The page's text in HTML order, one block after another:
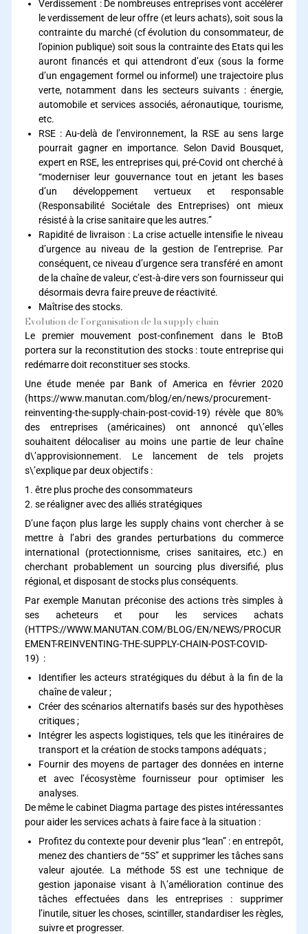
Verdissement : De nombreuses entreprises vont accélérer
le verdissement de leur offre (et leurs achats), soit sous la
contrainte du marché (cf évolution du consommateur, de
l’opinion publique) soit sous la contrainte des Etats qui les
auront financés et qui attendront d’eux (sous la forme
d’un engagement formel ou informel) une trajectoire plus
verte, notamment dans les secteurs suivants : énergie,
automobile et services associés, aéronautique, tourisme,
etc.
RSE : Au-delà de l’environnement, la RSE au sens large
pourrait gagner en importance. Selon David Bousquet,
expert en RSE, les entreprises qui, pré-Covid ont cherché à
“moderniser leur gouvernance tout en jetant les bases
d’un développement vertueux et responsable
(Responsabilité Sociétale des Entreprises) ont mieux
résisté à la crise sanitaire que les autres.”
Rapidité de livraison : La crise actuelle intensifie le niveau
d’urgence au niveau de la gestion de l’entreprise. Par
conséquent, ce niveau d’urgence sera transféré en amont
de la chaîne de valeur, c’est-à-dire vers son fournisseur qui
désormais devra faire preuve de réactivité.
Maîtrise des stocks.
Evolution de l’organisation de la supply chain
Le premier mouvement post-confinement dans le BtoB
portera sur la reconstitution des stocks : toute entreprise qui
redémarre doit reconstituer ses stocks.
Une étude menée par Bank of America en février 2020
(https://www.manutan.com/blog/en/news/procurement-
reinventing-the-supply-chain-post-covid-19) révèle que 80%
des entreprises (américaines) ont annoncé qu\’elles
souhaitent délocaliser au moins une partie de leur chaîne
d\’approvisionnement. Le lancement de tels projets
s\’explique par deux objectifs :
1. être plus proche des consommateurs
2. se réaligner avec des alliés stratégiques
D’une façon plus large les supply chains vont chercher à se
mettre à l’abri des grandes perturbations du commerce
international (protectionnisme, crises sanitaires, etc.) en
cherchant probablement un sourcing plus diversifié, plus
régional, et disposant de stocks plus conséquents.
Par exemple Manutan préconise des actions très simples à
ses acheteurs et pour les services achats
(HTTPS://WWW.MANUTAN.COM/BLOG/EN/NEWS/PROCUR
EMENT-REINVENTING-THE-SUPPLY-CHAIN-POST-COVID-
19) :
Identifier les acteurs stratégiques du début à la fin de la
chaîne de valeur ;
Créer des scénarios alternatifs basés sur des hypothèses
critiques ;
Intégrer les aspects logistiques, tels que les itinéraires de
transport et la création de stocks tampons adéquats ;
Fournir des moyens de partager des données en interne
et avec l’écosystème fournisseur pour optimiser les
analyses.
De même le cabinet Diagma partage des pistes intéressantes
pour aider les services achats à faire face à la situation :
Profitez du contexte pour devenir plus “lean” : en entrepôt,
menez des chantiers de “5S” et supprimer les tâches sans
valeur ajoutée. La méthode 5S est une technique de
gestion japonaise visant à l\’amélioration continue des
tâches effectuées dans les entreprises : supprimer
l’inutile, situer les choses, scintiller, standardiser les règles,
suivre et progresser.